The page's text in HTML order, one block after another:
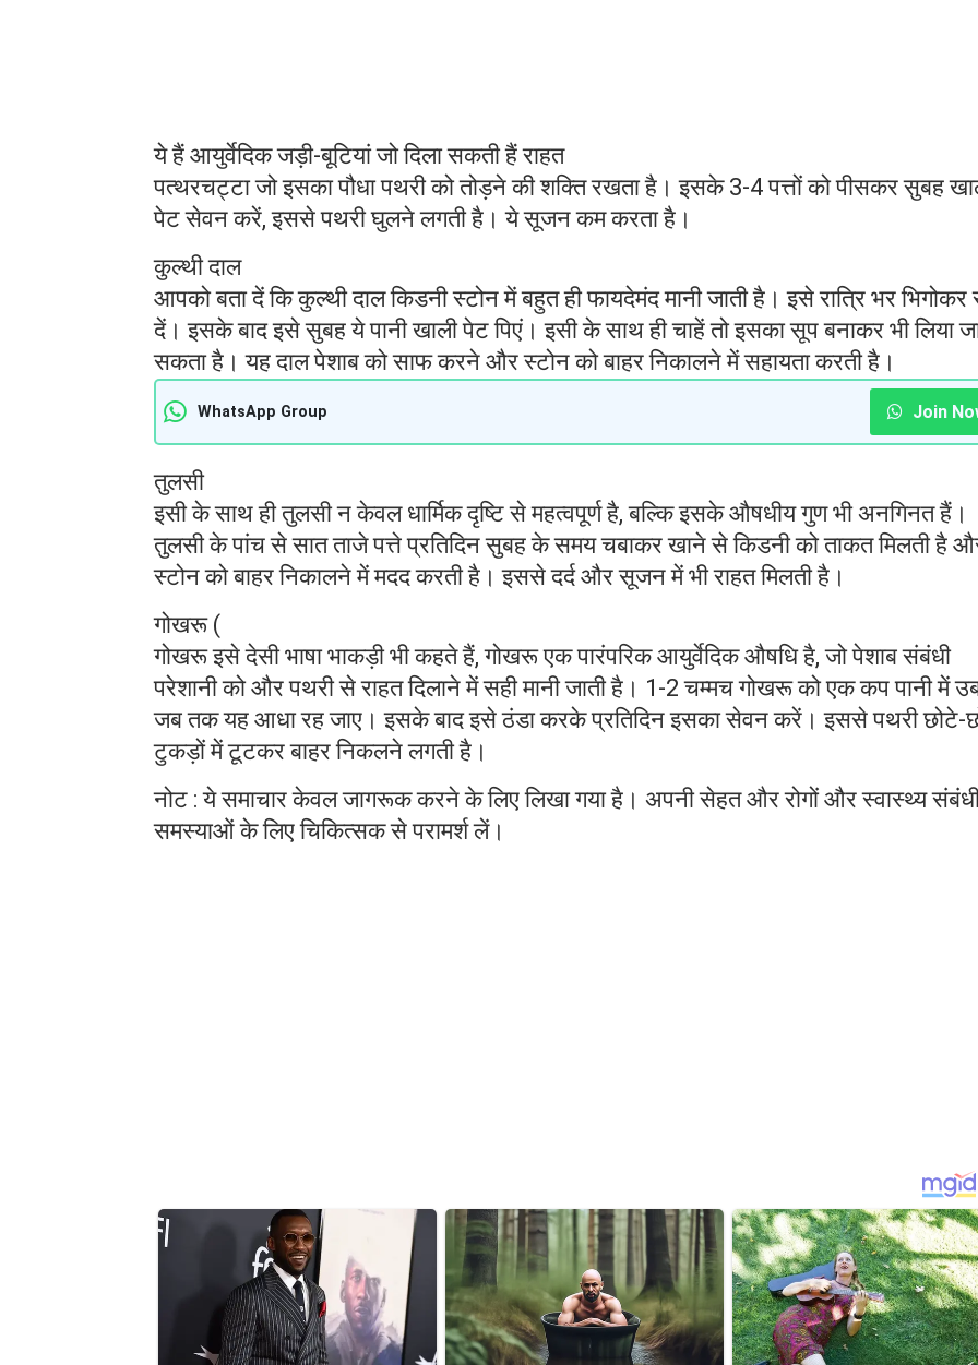
ये हैं आयुर्वेदिक जड़ी-बूटियां जो दिला सकती हैं राहत
पत्थरचट्टा जो इसका पौधा पथरी को तोड़ने की शक्ति रखता है। इसके 3-4 पत्तों को पीसकर सुबह
पेट सेवन करें, इससे पथरी घुलने लगती है। ये सूजन कम करता है।
कुल्थी दाल
आपको बता दें कि कुल्थी दाल किडनी स्टोन में बहुत ही फायदेमंद मानी जाती है। इसे रात्रि भर
दें। इसके बाद इसे सुबह ये पानी खाली पेट पिएं। इसी के साथ ही चाहें तो इसका सूप बनाकर भी लिया
सकता है। यह दाल पेशाब को साफ करने और स्टोन को बाहर निकालने में सहायता करती है।
WhatsApp Group Join
तुलसी
इसी के साथ ही तुलसी न केवल धार्मिक दृष्टि से महत्वपूर्ण है, बल्कि इसके औषधीय गुण भी अनगिनत हैं।
तुलसी के पांच से सात ताजे पत्ते प्रतिदिन सुबह के समय चबाकर खाने से किडनी को ताकत मिलती है
स्टोन को बाहर निकालने में मदद करती है। इससे दर्द और सूजन में भी राहत मिलती है।
गोखरू (
गोखरू इसे देसी भाषा भाकड़ी भी कहते हैं, गोखरू एक पारंपरिक आयुर्वेदिक औषधि है, जो पेशाब संबंधी
परेशानी को और पथरी से राहत दिलाने में सही मानी जाती है। 1-2 चम्मच गोखरू को एक कप पानी में
जब तक यह आधा रह जाए। इसके बाद इसे ठंडा करके प्रतिदिन इसका सेवन करें। इससे पथरी छोटे-
टुकड़ों में टूटकर बाहर निकलने लगती है।
नोट : ये समाचार केवल जागरूक करने के लिए लिखा गया है। अपनी सेहत और रोगों और स्वास्थ्य
समस्याओं के लिए चिकित्सक से परामर्श लें।